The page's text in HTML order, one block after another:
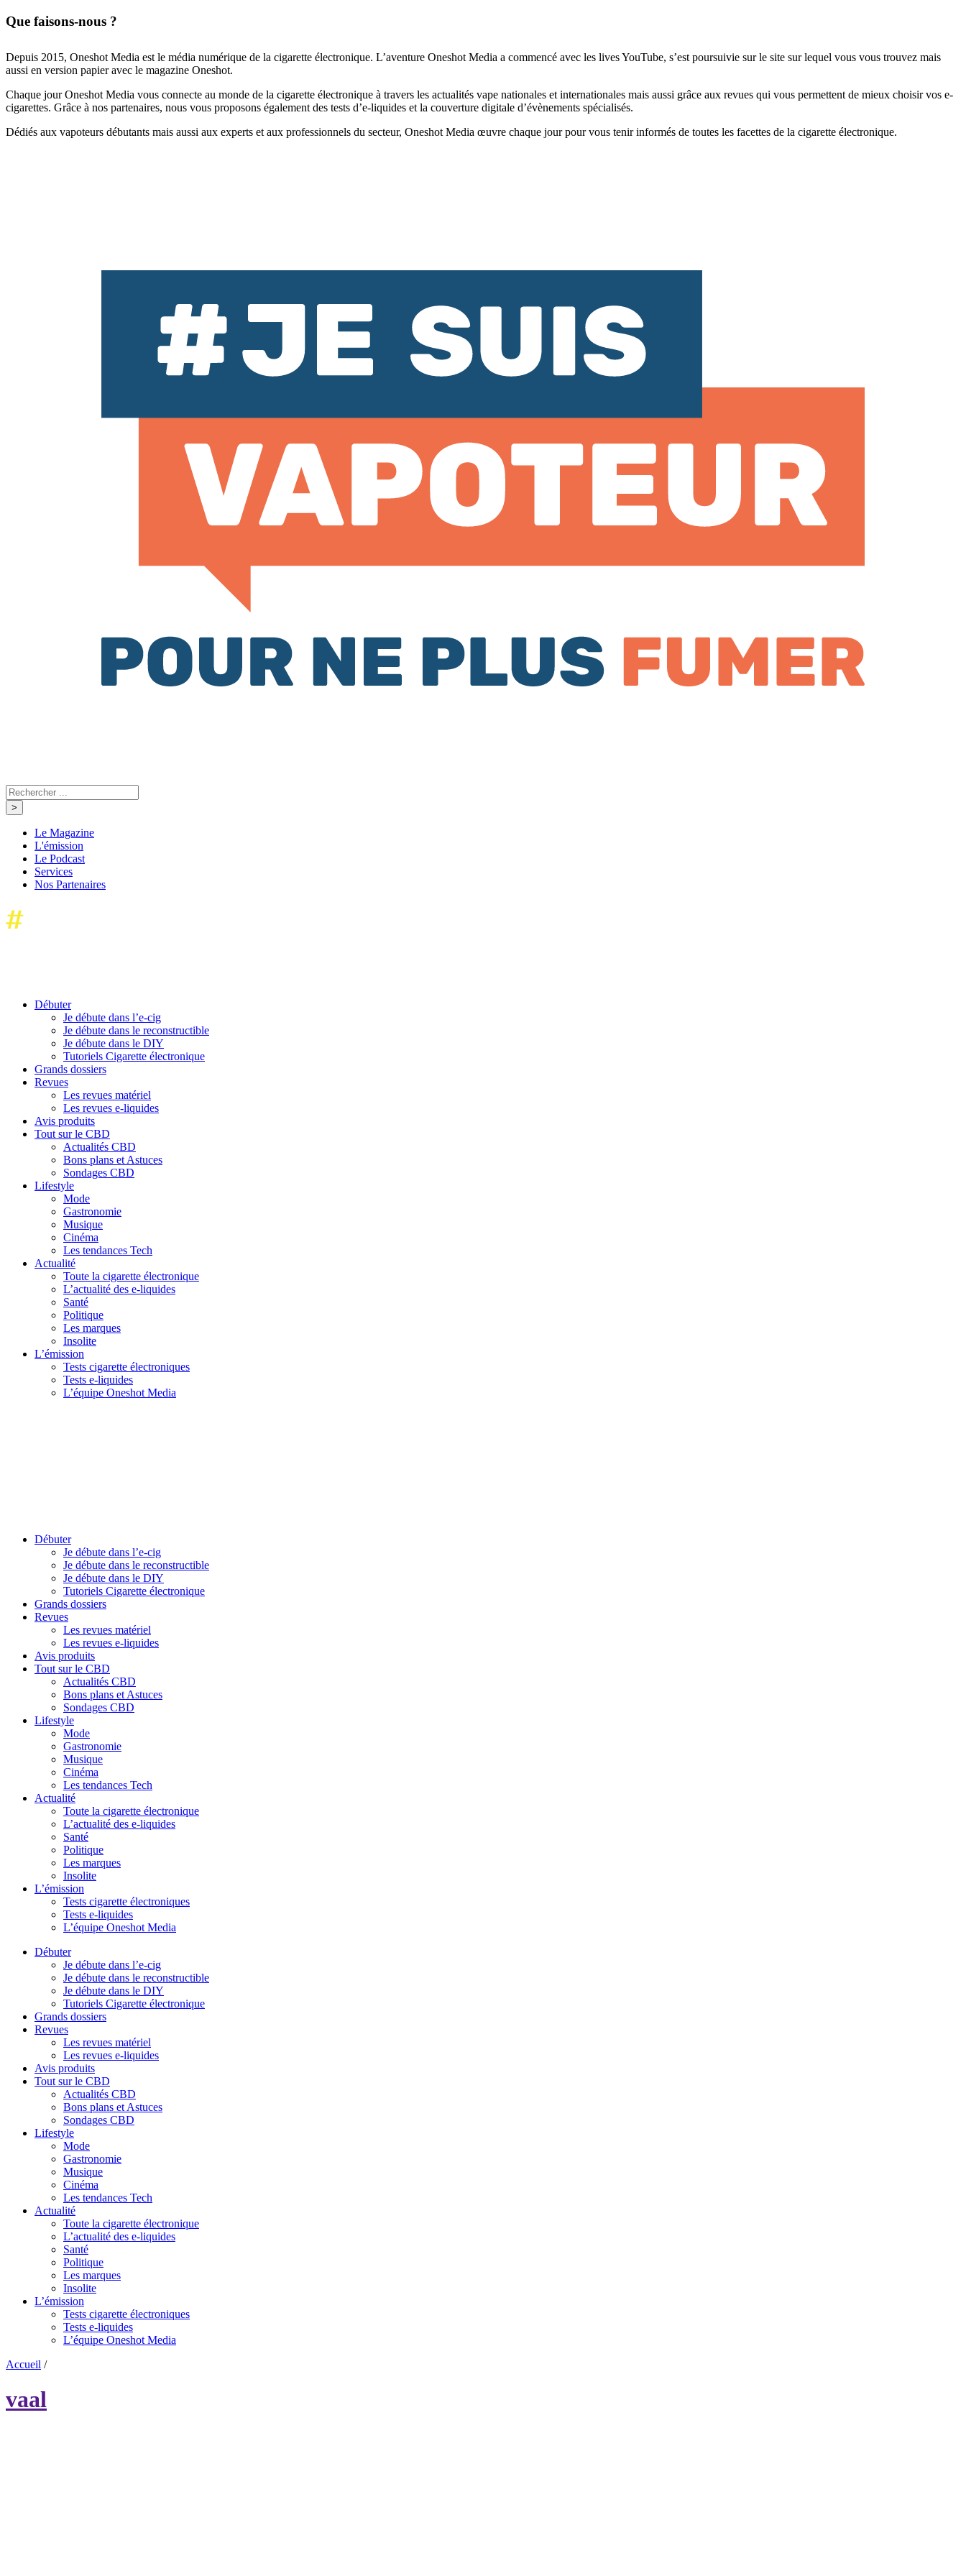
Que faisons-nous ?
Depuis 2015, Oneshot Media est le média numérique de la cigarette électronique. L’aventure Oneshot Media a commencé avec les lives YouTube, s’est poursuivie sur le site sur lequel vous vous trouvez mais
aussi en version papier avec le magazine Oneshot.
Chaque jour Oneshot Media vous connecte au monde de la cigarette électronique à travers les actualités vape nationales et internationales mais aussi grâce aux revues qui vous permettent de mieux choisir vos e-
cigarettes. Grâce à nos partenaires, nous vous proposons également des tests d’e-liquides et la couverture digitale d’évènements spécialisés.
Dédiés aux vapoteurs débutants mais aussi aux experts et aux professionnels du secteur, Oneshot Media œuvre chaque jour pour vous tenir informés de toutes les facettes de la cigarette électronique.
Le Magazine
L'émission
Le Podcast
Services
Nos Partenaires
Débuter
Je débute dans l’e-cig
Je débute dans le reconstructible
Je débute dans le DIY
Tutoriels Cigarette électronique
Grands dossiers
Revues
Les revues matériel
Les revues e-liquides
Avis produits
Tout sur le CBD
Actualités CBD
Bons plans et Astuces
Sondages CBD
Lifestyle
Mode
Gastronomie
Musique
Cinéma
Les tendances Tech
Actualité
Toute la cigarette électronique
L’actualité des e-liquides
Santé
Politique
Les marques
Insolite
L’émission
Tests cigarette électroniques
Tests e-liquides
L’équipe Oneshot Media
Débuter
Je débute dans l’e-cig
Je débute dans le reconstructible
Je débute dans le DIY
Tutoriels Cigarette électronique
Grands dossiers
Revues
Les revues matériel
Les revues e-liquides
Avis produits
Tout sur le CBD
Actualités CBD
Bons plans et Astuces
Sondages CBD
Lifestyle
Mode
Gastronomie
Musique
Cinéma
Les tendances Tech
Actualité
Toute la cigarette électronique
L’actualité des e-liquides
Santé
Politique
Les marques
Insolite
L’émission
Tests cigarette électroniques
Tests e-liquides
L’équipe Oneshot Media
Débuter
Je débute dans l’e-cig
Je débute dans le reconstructible
Je débute dans le DIY
Tutoriels Cigarette électronique
Grands dossiers
Revues
Les revues matériel
Les revues e-liquides
Avis produits
Tout sur le CBD
Actualités CBD
Bons plans et Astuces
Sondages CBD
Lifestyle
Mode
Gastronomie
Musique
Cinéma
Les tendances Tech
Actualité
Toute la cigarette électronique
L’actualité des e-liquides
Santé
Politique
Les marques
Insolite
L’émission
Tests cigarette électroniques
Tests e-liquides
L’équipe Oneshot Media
Accueil /
vaal